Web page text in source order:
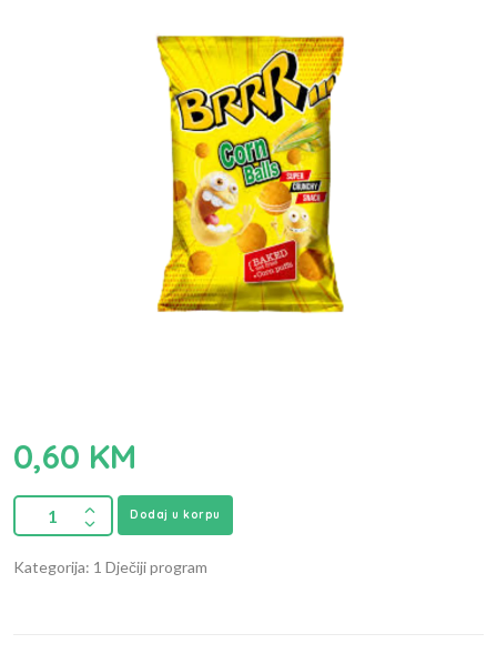
0,60 KM
Dodaj u korpu
Kategorija: 1 Dječiji program